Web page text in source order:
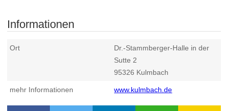
Informationen
Ort
Dr.-Stammberger-Halle in der
Sutte 2
95326 Kulmbach
mehr Informationen www.kulmbach.de